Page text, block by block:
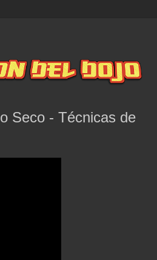
Seco - Técnicas de